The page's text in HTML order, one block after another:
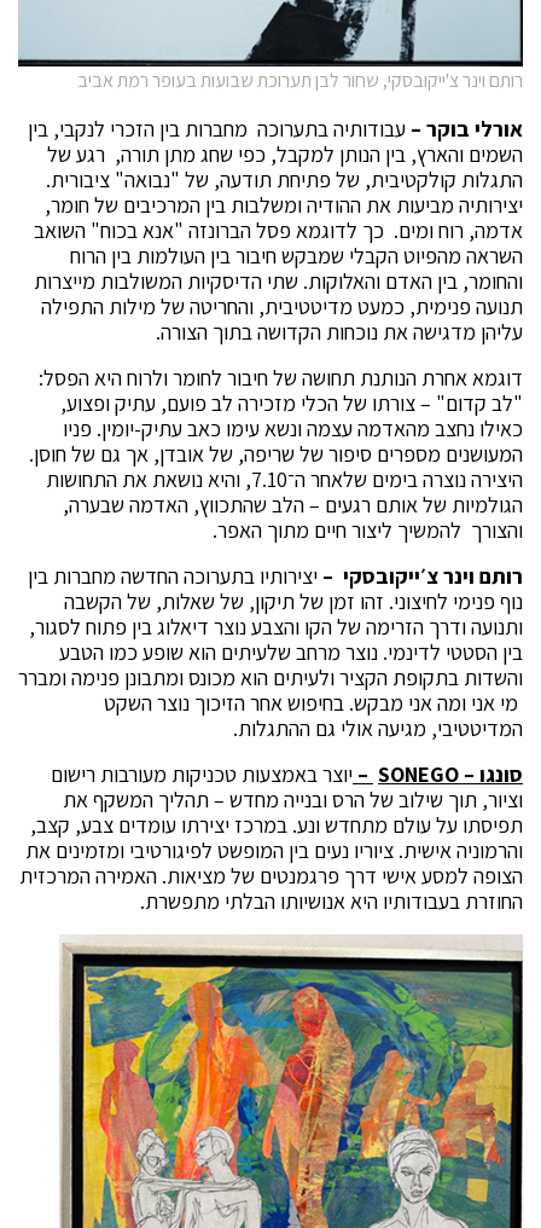
רותם וינר צ'ייקובסקי, שחור לבן תערוכת שבועות בעופר רמת אביב
אורלי בוקר – עבודותיה בתערוכה מחברות בין הזכרי לנקבי, בין
השמים והארץ, בין הנותן למקבל, כפי שחג מתן תורה, רגע של
התגלות קולקטיבית, של פתיחת תודעה, של "נבואה" ציבורית.
יצירותיה מביעות את ההודיה ומשלבות בין המרכיבים של חומר,
אדמה, רוח ומים. כך לדוגמא פסל הברונזה "אנא בכוח" השואב
השראה מהפיוט הקבלי שמבקש חיבור בין העולמות בין הרוח
והחומר, בין האדם והאלוקות. שתי הדיסקיות המשולבות מייצרות
תנועה פנימית, כמעט מדיטטיבית, והחריטה של מילות התפילה
עליהן מדגישה את נוכחות הקדושה בתוך הצורה.
דוגמא אחרת הנותנת תחושה של חיבור לחומר ולרוח היא הפסל:
"לב קדום" – צורתו של הכלי מזכירה לב פועם, עתיק ופצוע,
כאילו נחצב מהאדמה עצמה ונשא עימו כאב עתיק-יומין. פניו
המעושנים מספרים סיפור של שריפה, של אובדן, אך גם של חוסן.
היצירה נוצרה בימים שלאחר ה־7.10, והיא נושאת את התחושות
הגולמיות של אותם רגעים – הלב שהתכווץ, האדמה שבערה,
והצורך להמשיך ליצור חיים מתוך האפר.
רותם וינר צ׳ייקובסקי – יצירותיו בתערוכה החדשה מחברות בין
נוף פנימי לחיצוני. זהו זמן של תיקון, של שאלות, של הקשבה
ותנועה ודרך הזרימה של הקו והצבע נוצר דיאלוג בין פתוח לסגור,
בין הסטטי לדינמי. נוצר מרחב שלעיתים הוא שופע כמו הטבע
והשדות בתקופת הקציר ולעיתים הוא מכונס ומתבונן פנימה ומברר
מי אני ומה אני מבקש. בחיפוש אחר הזיכוך נוצר השקט
המדיטטיבי, מגיעה אולי גם ההתגלות.
סונגו – SONEGO
– יוצר באמצעות טכניקות מעורבות רישום
וציור, תוך שילוב של הרס ובנייה מחדש – תהליך המשקף את
תפיסתו על עולם מתחדש ונע. במרכז יצירתו עומדים צבע, קצב,
והרמוניה אישית. ציוריו נעים בין המופשט לפיגורטיבי ומזמינים את
הצופה למסע אישי דרך פרגמנטים של מציאות. האמירה המרכזית
החוזרת בעבודותיו היא אנושיותו הבלתי מתפשרת.